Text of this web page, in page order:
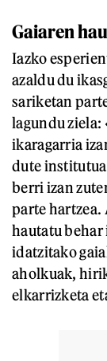
Gaiaren
Iazko
azaldu du
sariketan
lagundu ziela:
ikaragarria
dute
berri izan
parte
hautatu behar
idatzitako
aholkuak,
elkarrizketa